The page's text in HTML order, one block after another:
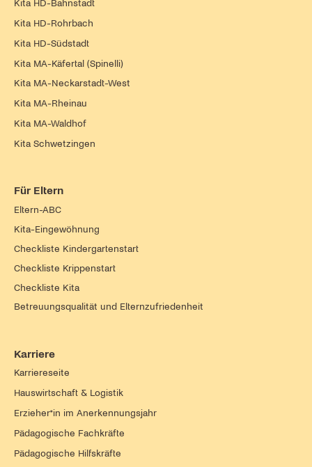
Kita HD-Bahnstadt
Kita HD-Rohrbach
Kita HD-Südstadt
Kita MA-Käfertal (Spinelli)
Kita MA-Neckarstadt-West
Kita MA-Rheinau
Kita MA-Waldhof
Kita Schwetzingen
Für Eltern
Eltern-ABC
Kita-Eingewöhnung
Checkliste Kindergartenstart
Checkliste Krippenstart
Checkliste Kita
Betreuungsqualität und Elternzufriedenheit
Karriere
Karriereseite
Hauswirtschaft & Logistik
Erzieher*in im Anerkennungsjahr
Pädagogische Fachkräfte
Pädagogische Hilfskräfte